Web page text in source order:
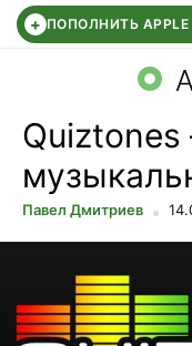
+ ПОПОЛНИТЬ APPLE
СБЕР КИДС
Павел Дмитриев